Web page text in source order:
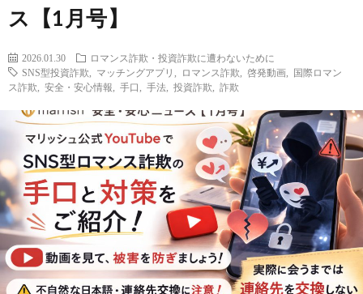
ス【1月号】
2026.01.30
ロマンス詐欺・投資詐欺に遭わないために
SNS型投資詐欺
マッチングアプリ ロマンス詐欺 啓発動画
国際ロマン
ス詐欺
安全・安心情報 手口 手法 投資詐欺 詐欺